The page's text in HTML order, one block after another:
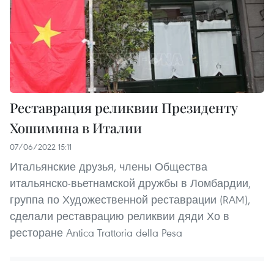
Реставрация реликвии Президенту
Хошимина в Италии
07/06/2022 15:11
Итальянские друзья, члены Общества
итальянско-вьетнамской дружбы в Ломбардии,
группа по Художественной реставрации (RAM),
сделали реставрацию реликвии дяди Хо в
ресторане Antica Trattoria della Pesa